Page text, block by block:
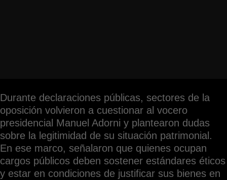
Durante declaraciones públicas, sectores de la
oposición volvieron a cuestionar al vocero
presidencial Manuel Adorni y plantearon dudas
sobre la legitimidad de su situación patrimonial.
En ese marco, señalaron que quienes ocupan
cargos públicos deben sostener estándares éticos
y estar en condiciones de justificar sus bienes en